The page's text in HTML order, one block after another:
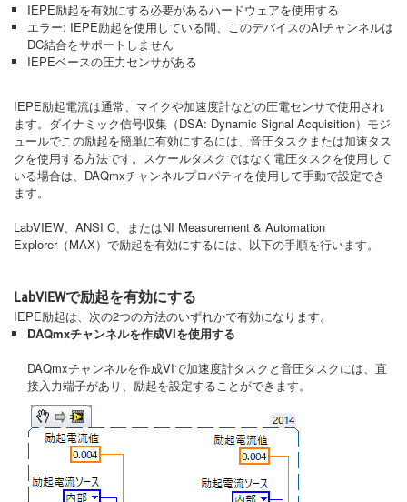
IEPE励起を有効にする必要があるハードウェアを使用する
エラー: IEPE励起を使用している間、このデバイスのAIチャンネルは
DC結合をサポートしません
IEPEベースの圧力センサがある
IEPE励起電流は通常、マイクや加速度計などの圧電センサで使用され
ます。ダイナミック信号収集（DSA: Dynamic Signal Acquisition）モジ
ュールでこの励起を簡単に有効にするには、音圧タスクまたは加速タス
クを使用する方法です。スケールタスクではなく電圧タスクを使用して
いる場合は、DAQmxチャンネルプロパティを使用して手動で設定でき
ます。
LabVIEW、ANSI C、またはNI Measurement & Automation
Explorer（MAX）で励起を有効にするには、以下の手順を行います。
LabVIEWで励起を有効にする
IEPE励起は、次の2つの方法のいずれかで有効になります。
DAQmxチャンネルを作成VIを使用する
DAQmxチャンネルを作成VIで加速度計タスクと音圧タスクには、直
接入力端子があり、励起を設定することができます。